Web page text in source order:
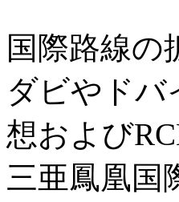
国際路線の
ダビやドバ
想および
三亜鳳凰国